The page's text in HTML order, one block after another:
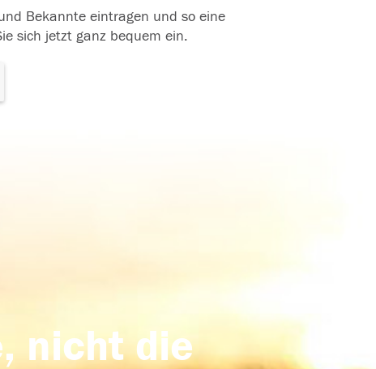
Bekannte eintragen und so eine
sich jetzt ganz bequem ein.
nicht die